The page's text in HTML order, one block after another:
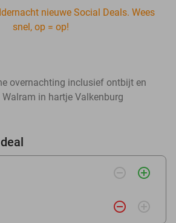
nieuwe Social Deals. Wees
snel, op = op!
overnachting inclusief ontbijt en
in hartje Valkenburg
remove_circle_outline add_circle_outline
remove_circle_outline add_circle_outline